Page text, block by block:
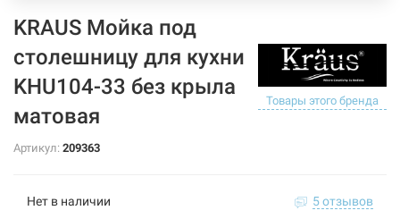
KRAUS Мойка под
столешницу для кухни
KHU104-33 без крыла
матовая
Товары этого бренда
Артикул: 209363
Нет в наличии
5 отзывов